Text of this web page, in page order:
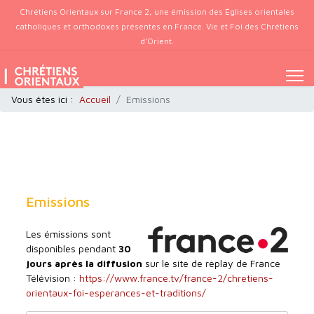
Chrétiens Orientaux sur France 2, une émission des Églises orientales
catholiques et orthodoxes présentes en France. Vie et Foi des Chrétiens
d’Orient.
Vous êtes ici : Accueil Emissions
Emissions
Les émissions sont
disponibles pendant 30
jours après la diffusion sur le site de replay de France
Télévision :https://www.france.tv/france-2/chretiens-
orientaux-foi-esperances-et-traditions/